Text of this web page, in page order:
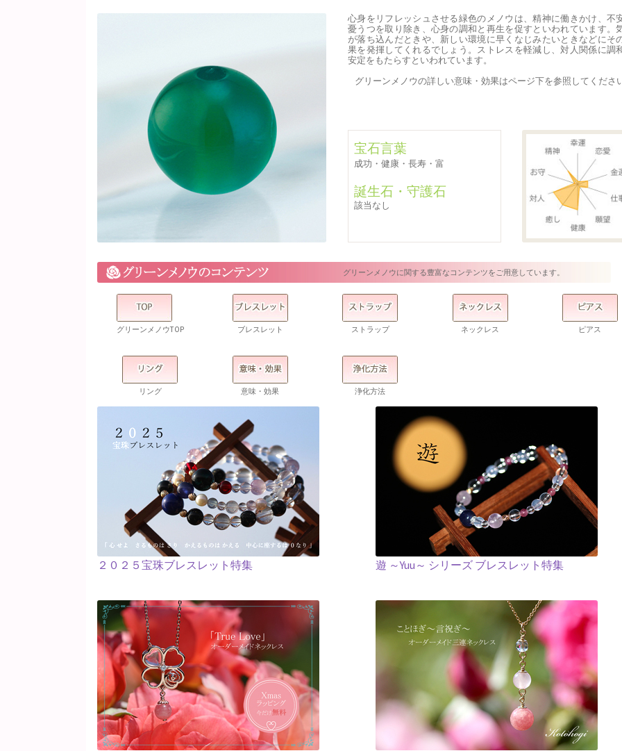
心身をリフレッシュさせる緑色のメノウは、精神に働きかけ、不
憂うつを取り除き、心身の調和と再生を促すといわれています。
が落ち込んだときや、新しい環境に早くなじみたいときなどにそ
果を発揮してくれるでしょう。ストレスを軽減し、対人関係に調
安定をもたらすといわれています。
グリーンメノウの詳しい意味・効果はページ下を参照してくださ
宝石言葉
成功・健康・長寿・富
誕生石・守護石
該当なし
グリーンメノウに関する豊富なコンテンツをご用意しています。
グリーンメノウTOP ブレスレット ストラップ ネックレス ピアス
リング 意味・効果 浄化方法
２０２５宝珠ブレスレット特集 遊 ～Yuu～ シリーズ ブレスレット特集